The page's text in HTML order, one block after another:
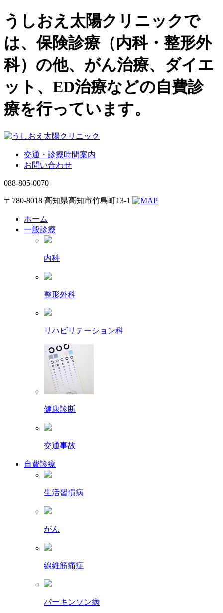
うしおえ太陽クリニックで
は、保険診療（内科・整形外
科）の他、がん治療、ダイエ
ット、ED治療などの自費診
療を行っています。
交通・診療時間案内
お問い合わせ
088-805-0070
〒780-8018 高知県高知市竹島町13-1
ホーム
一般診療
内科
整形外科
リハビリテーション科
健康診断
交通事故
自費診療
生活習慣病
がん
線維筋痛症
パーキンソン病